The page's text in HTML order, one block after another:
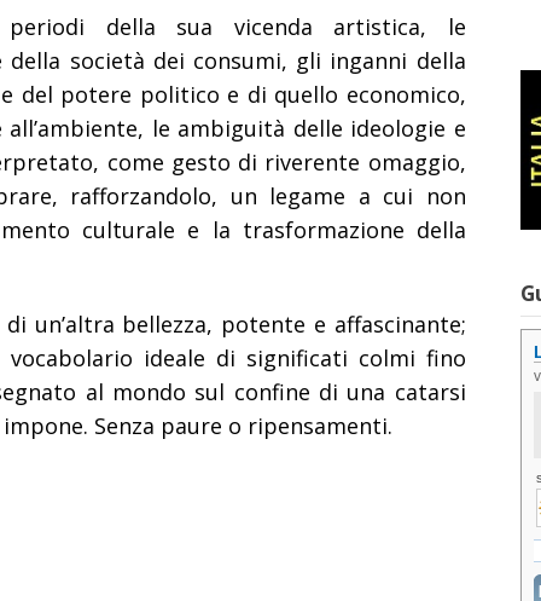
della sua vicenda artistica, le
società dei consumi, gli inganni della
del potere politico e di quello economico,
all’ambiente, le ambiguità delle ideologie e
come gesto di riverente omaggio,
rafforzandolo, un legame a cui non
culturale e la trasformazione della
un’altra bellezza, potente e affascinante;
ideale di significati colmi fino
al mondo sul confine di una catarsi
Senza paure o ripensamenti.